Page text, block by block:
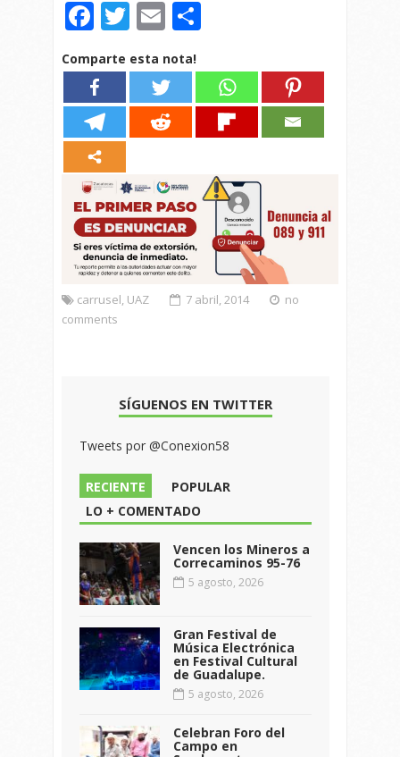
Facebook
Twitter
Email
Comparte esta nota!
carrusel, UAZ 7 abril, 2014
no
comments
SÍGUENOS EN TWITTER
Tweets por @Conexion58
RECIENTE
POPULAR
LO + COMENTADO
Vencen los Mineros a
Correcaminos 95-76
5 agosto, 2026
Gran Festival de
Música Electrónica
en Festival Cultural
de Guadalupe.
5 agosto, 2026
Celebran Foro del
Campo en